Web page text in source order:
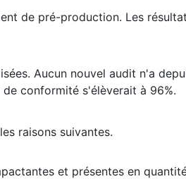
de pré-production. Les
Aucun nouvel audit n'a
conformité s'élèverait à 96%.
raisons suivantes.
et présentes en